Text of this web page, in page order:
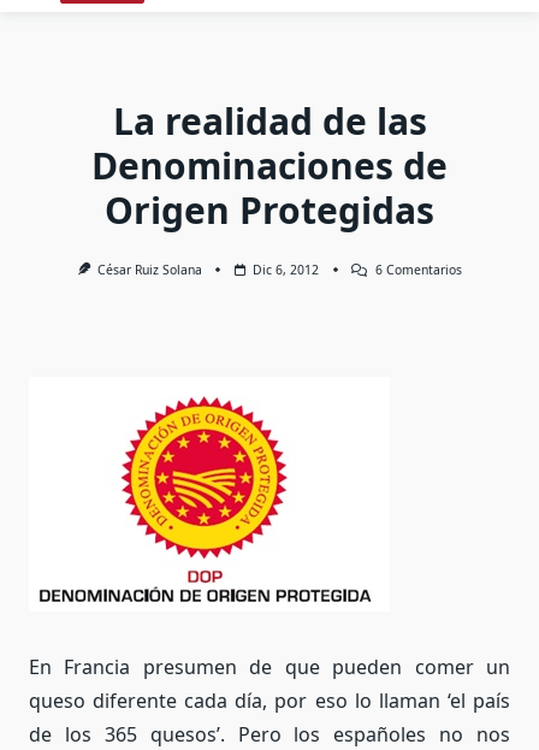
La realidad de las
Denominaciones de
Origen Protegidas
César Ruiz Solana Dic 6, 2012 6 ComentariosEn
En Francia presumen de que pueden comer un
queso diferente cada día, por eso lo llaman ‘el país
de los 365 quesos’. Pero los españoles no nos